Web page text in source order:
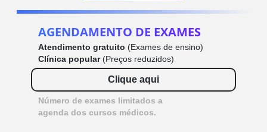
AGENDAMENTO DE EXAMES
Atendimento gratuito (Exames de ensino)
Clínica popular(Preços reduzidos)
Clique aqui
Número de exames limitados a
agenda dos cursos médicos.